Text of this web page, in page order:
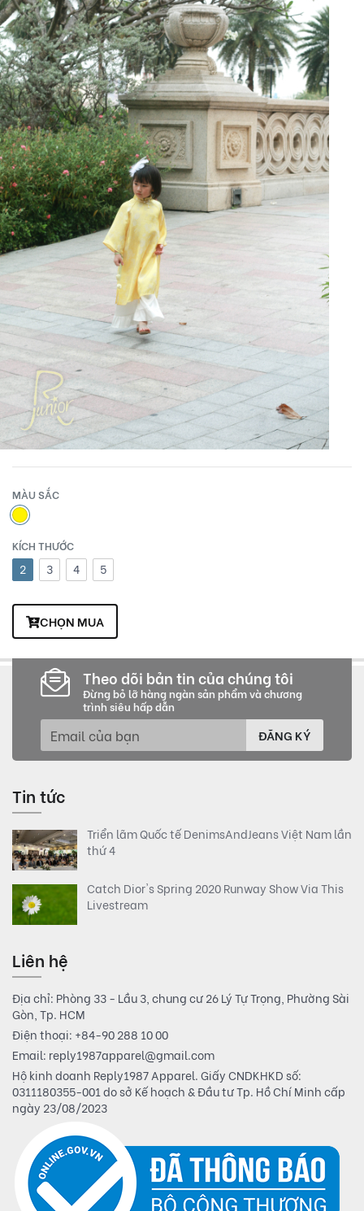
MÀU SẮC
KÍCH THƯỚC
2 3 4 5
CHỌN MUA
Theo dõi bản tin của chúng tôi
Đừng bỏ lỡ hàng ngàn sản phẩm và chương
trình siêu hấp dẫn
ĐĂNG KÝ
Liên hệ
Địa chỉ: Phòng 33 - Lầu 3, chung cư 26 Lý Tự Trọng, Phường Sài
Gòn, Tp. HCM
Điện thoại: +84-90 288 10 00
Email: reply1987apparel@gmail.com
Hộ kinh doanh Reply1987 Apparel. Giấy CNDKHKD số:
0311180355-001 do sở Kế hoạch & Đầu tư Tp. Hồ Chí Minh cấp
ngày 23/08/2023
Tin tức
Triển lãm Quốc tế DenimsAndJeans Việt Nam lần
thứ 4
Catch Dior's Spring 2020 Runway Show Via This
Livestream